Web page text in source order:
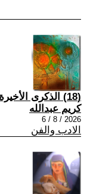
(18) الذكرى الأخيرة في المطار
كريم عبدالله
2026 / 8 / 6
الادب والفن